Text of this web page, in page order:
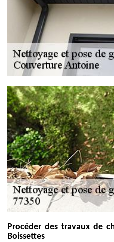
Procéder des travaux de
Boissettes